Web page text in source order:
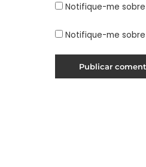
Notifique-me
Notifique-me